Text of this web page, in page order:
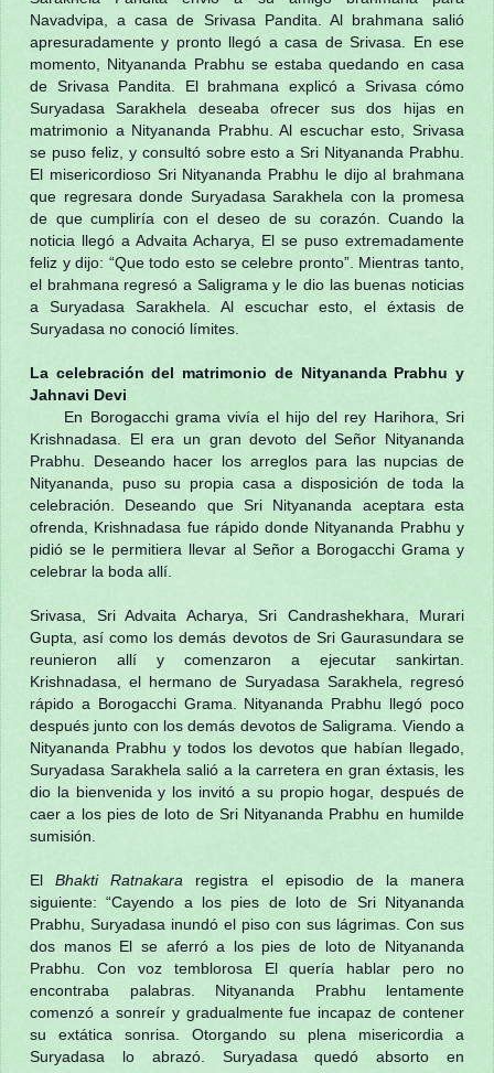
Navadvipa, a casa de Srivasa Pandita. Al brahmana salió
apresuradamente y pronto llegó a casa de Srivasa. En ese
momento, Nityananda Prabhu se estaba quedando en casa
de Srivasa Pandita. El brahmana explicó a Srivasa cómo
Suryadasa Sarakhela deseaba ofrecer sus dos hijas en
matrimonio a Nityananda Prabhu. Al escuchar esto, Srivasa
se puso feliz, y consultó sobre esto a Sri Nityananda Prabhu.
El misericordioso Sri Nityananda Prabhu le dijo al brahmana
que regresara donde Suryadasa Sarakhela con la promesa
de que cumpliría con el deseo de su corazón. Cuando la
noticia llegó a Advaita Acharya, El se puso extremadamente
feliz y dijo: “Que todo esto se celebre pronto”. Mientras tanto,
el brahmana regresó a Saligrama y le dio las buenas noticias
a Suryadasa Sarakhela. Al escuchar esto, el éxtasis de
Suryadasa no conoció límites.
La celebración del matrimonio de Nityananda Prabhu y
Jahnavi Devi
En Borogacchi grama vivía el hijo del rey Harihora, Sri
Krishnadasa. El era un gran devoto del Señor Nityananda
Prabhu. Deseando hacer los arreglos para las nupcias de
Nityananda, puso su propia casa a disposición de toda la
celebración. Deseando que Sri Nityananda aceptara esta
ofrenda, Krishnadasa fue rápido donde Nityananda Prabhu y
pidió se le permitiera llevar al Señor a Borogacchi Grama y
celebrar la boda allí.
Srivasa, Sri Advaita Acharya, Sri Candrashekhara, Murari
Gupta, así como los demás devotos de Sri Gaurasundara se
reunieron allí y comenzaron a ejecutar sankirtan.
Krishnadasa, el hermano de Suryadasa Sarakhela, regresó
rápido a Borogacchi Grama. Nityananda Prabhu llegó poco
después junto con los demás devotos de Saligrama. Viendo a
Nityananda Prabhu y todos los devotos que habían llegado,
Suryadasa Sarakhela salió a la carretera en gran éxtasis, les
dio la bienvenida y los invitó a su propio hogar, después de
caer a los pies de loto de Sri Nityananda Prabhu en humilde
sumisión.
ElBhakti Ratnakara registra el episodio de la manera
siguiente: “Cayendo a los pies de loto de Sri Nityananda
Prabhu, Suryadasa inundó el piso con sus lágrimas. Con sus
dos manos El se aferró a los pies de loto de Nityananda
Prabhu. Con voz temblorosa El quería hablar pero no
encontraba palabras. Nityananda Prabhu lentamente
comenzó a sonreír y gradualmente fue incapaz de contener
su extática sonrisa. Otorgando su plena misericordia a
Suryadasa lo abrazó. Suryadasa quedó absorto en